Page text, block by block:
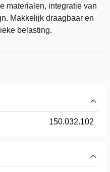
materialen, integratie van
Makkelijk draagbaar en
belasting.
150.032.102